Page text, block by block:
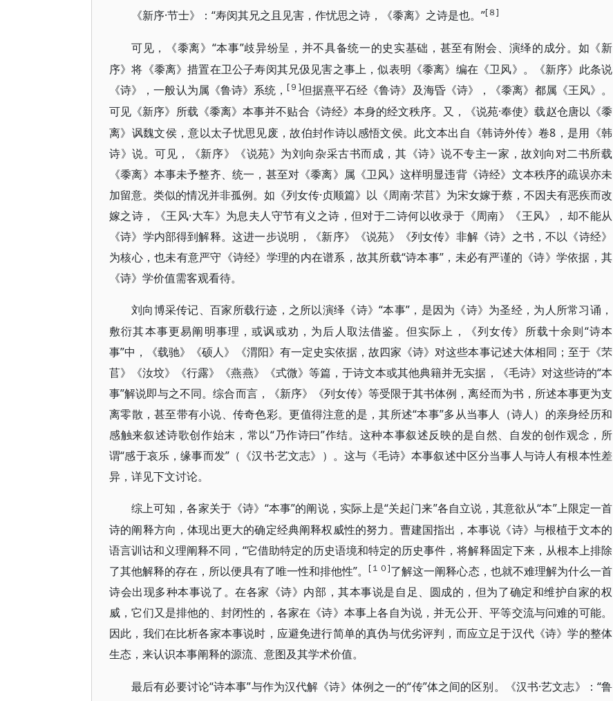
《新序·节士》：“寿闵其兄之且见害，作忧思之诗，《黍离》之诗是也。”[８]
可见，《黍离》 “本事”歧异纷呈，并不具备统一的史实基础，甚至有附会、演绎的成分。如《新
序》将《黍离》措置在卫公子寿闵其兄伋见害之事上，似表明《黍离》编在《卫风》。《新序》此条说
《诗》，一般认为属《鲁诗》系统， [９]但据熹平石经《鲁诗》及海昏《诗》，《黍离》都属《王风》。
可见《新序》所载《黍离》本事并不贴合《诗经》本身的经文秩序。又，《说苑·奉使》载赵仓唐以《黍
离》讽魏文侯，意以太子忧思见废，故伯封作诗以感悟文侯。此文本出自《韩诗外传》卷8，是用《韩
诗》说。可见，《新序》《说苑》为刘向杂采古书而成，其《诗》说不专主一家，故刘向对二书所载
《黍离》本事未予整齐、统一，甚至对《黍离》属《卫风》这样明显违背《诗经》文本秩序的疏误亦未
加留意。类似的情况并非孤例。如《列女传·贞顺篇》以《周南·芣苢》为宋女嫁于蔡，不因夫有恶疾而改
嫁之诗，《王风·大车》为息夫人守节有义之诗，但对于二诗何以收录于《周南》《王风》，却不能从
《诗》学内部得到解释。这进一步说明，《新序》《说苑》《列女传》非解《诗》之书，不以《诗经》
为核心，也未有意严守《诗经》学理的内在谱系，故其所载“诗本事”，未必有严谨的《诗》学依据，其
《诗》学价值需客观看待。
刘向博采传记、百家所载行迹，之所以演绎《诗》“本事”，是因为《诗》为圣经，为人所常习诵，
敷衍其本事更易阐明事理，或讽或劝，为后人取法借鉴。但实际上，《列女传》所载十余则“诗本
事”中，《载驰》《硕人》《渭阳》有一定史实依据，故四家《诗》对这些本事记述大体相同；至于《芣
苢》《汝坟》《行露》《燕燕》《式微》等篇，于诗文本或其他典籍并无实据，《毛诗》对这些诗的“本
事”解说即与之不同。综合而言，《新序》《列女传》等受限于其书体例，离经而为书，所述本事更为支
离零散，甚至带有小说、传奇色彩。更值得注意的是，其所述“本事”多从当事人（诗人）的亲身经历和
感触来叙述诗歌创作始末，常以“乃作诗曰”作结。这种本事叙述反映的是自然、自发的创作观念，所
谓“感于哀乐，缘事而发”（《汉书·艺文志》）。这与《毛诗》本事叙述中区分当事人与诗人有根本性差
异，详见下文讨论。
综上可知，各家关于《诗》“本事”的阐说，实际上是“关起门来”各自立说，其意欲从“本”上限定一首
诗的阐释方向，体现出更大的确定经典阐释权威性的努力。曹建国指出，本事说《诗》与根植于文本的
语言训诂和义理阐释不同，“它借助特定的历史语境和特定的历史事件，将解释固定下来，从根本上排除
了其他解释的存在，所以便具有了唯一性和排他性”。
[１０]了解这一阐释心态，也就不难理解为什么一首
诗会出现多种本事说了。在各家《诗》内部，其本事说是自足、圆成的，但为了确定和维护自家的权
威，它们又是排他的、封闭性的，各家在《诗》本事上各自为说，并无公开、平等交流与问难的可能。
因此，我们在比析各家本事说时，应避免进行简单的真伪与优劣评判，而应立足于汉代《诗》学的整体
生态，来认识本事阐释的源流、意图及其学术价值。
最后有必要讨论“诗本事”与作为汉代解《诗》体例之一的“传”体之间的区别。《汉书·艺文志》：“鲁